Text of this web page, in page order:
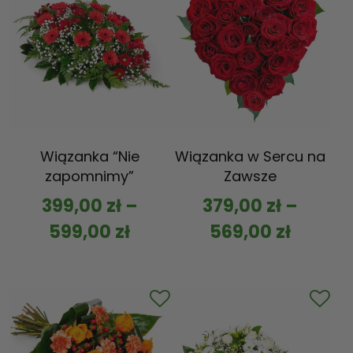
Wiązanka “Nie
zapomnimy”
399,00 zł–
599,00 zł
Wiązanka w Sercu na
Zawsze
379,00 zł–
569,00 zł